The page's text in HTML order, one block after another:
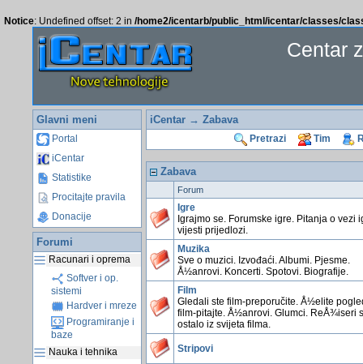
Notice: Undefined offset: 2 in /home2/icentarb/public_html/icentar/classes/
Centar
Glavni meni
Portal
iCentar
Statistike
Procitajte pravila
Donacije
Forumi
Racunari i oprema
Softver i op.
sistemi
Hardver i mreze
Programiranje i
baze
Nauka i tehnika
iCentar→ Zabava
Pretrazi Tim
Zabava
Forum
Igre
Igrajmo se. Forumske igre. Pitanja o vezi
vijesti prijedlozi.
Muzika
Sve o muzici. Izvođaći. Albumi. Pjesme.
Å½anrovi. Koncerti. Spotovi. Biografije.
Film
Gledali ste film-preporučite. Å½elite
film-pitajte. Å½anrovi. Glumci. ReÅ¾iseri
ostalo iz svijeta filma.
Stripovi